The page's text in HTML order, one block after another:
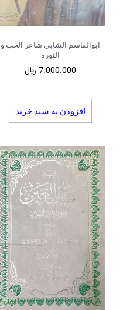
ابوالقاسم الشابی شاعر الحب و
الثورة
7.000.000 ﷼
افزودن به سبد خرید